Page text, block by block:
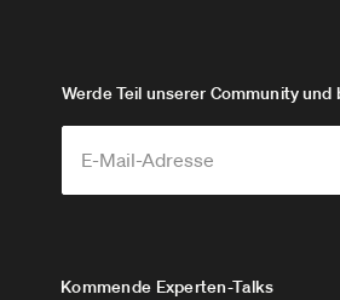
Werde Teil unserer Community
Kommende Experten-Talks